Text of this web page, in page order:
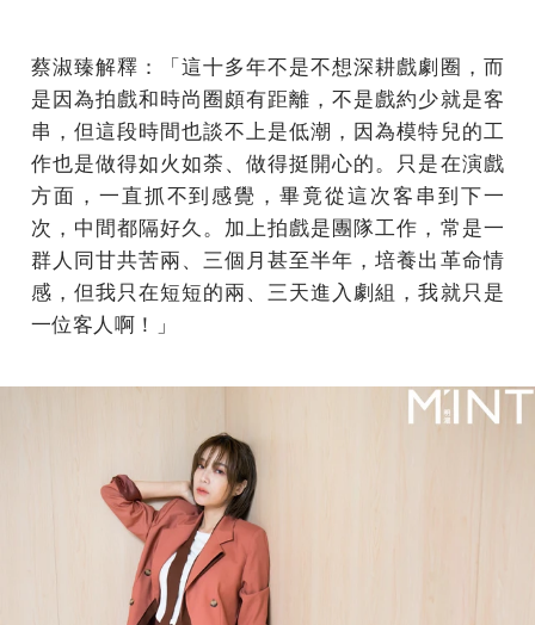
蔡淑臻解釋：「這十多年不是不想深耕戲劇圈，而
是因為拍戲和時尚圈頗有距離，不是戲約少就是客
串，但這段時間也談不上是低潮，因為模特兒的工
作也是做得如火如荼、做得挺開心的。只是在演戲
方面，一直抓不到感覺，畢竟從這次客串到下一
次，中間都隔好久。加上拍戲是團隊工作，常是一
群人同甘共苦兩、三個月甚至半年，培養出革命情
感，但我只在短短的兩、三天進入劇組，我就只是
一位客人啊！」